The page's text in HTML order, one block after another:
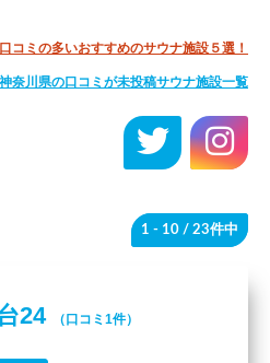
コミの多いおすすめのサウナ施設５選！
神奈川県の口コミが未投稿サウナ施設一覧
1 - 10 / 23件中
24 （口コミ1件）